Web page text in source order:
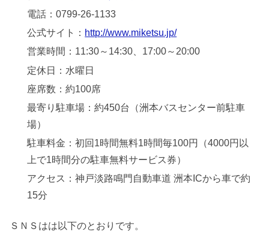
電話：0799-26-1133
公式サイト： http://www.miketsu.jp/
営業時間：11:30～14:30、17:00～20:00
定休日：水曜日
座席数：約100席
最寄り駐車場：約450台（洲本バスセンター前駐車
場）
駐車料金：初回1時間無料1時間毎100円（4000円以
上で1時間分の駐車無料サービス券）
アクセス：神戸淡路鳴門自動車道 洲本ICから車で約
15分
ＳＮＳはは以下のとおりです。